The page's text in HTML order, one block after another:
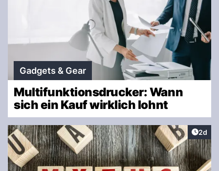
Gadgets & Gear
Multifunktionsdrucker: Wann
sich ein Kauf wirklich lohnt
2d